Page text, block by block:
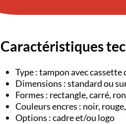
Caractéristiques
Type : tampon avec cassette
Dimensions : standard ou
Formes : rectangle, carré,
Couleurs encres : noir,
Options : cadre et/ou logo